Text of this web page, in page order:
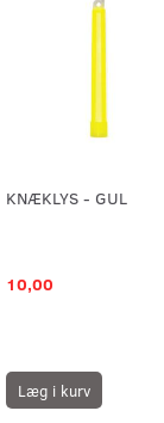
KNÆKLYS - GUL
10,00
Læg i kurv